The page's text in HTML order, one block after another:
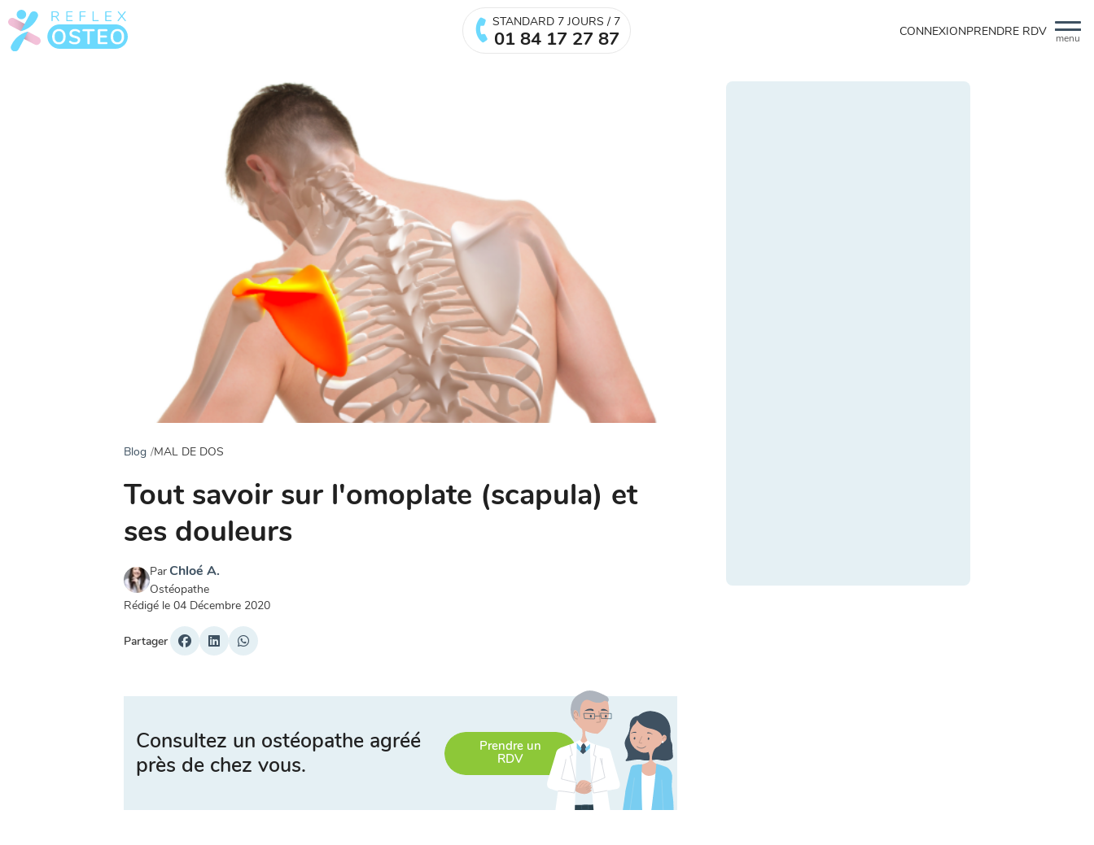
menu
STANDARD 7 JOURS / 7
01 84 17 27 87 CONNEXIONPRENDRE RDV
Blog MAL DE DOS
Tout savoir sur l'omoplate (scapula) et
ses douleurs
Par Chloé A.
Ostéopathe
Rédigé le 04 Décembre 2020
Partager
Consultez un ostéopathe agréé
près de chez vous.
Prendre un
RDV